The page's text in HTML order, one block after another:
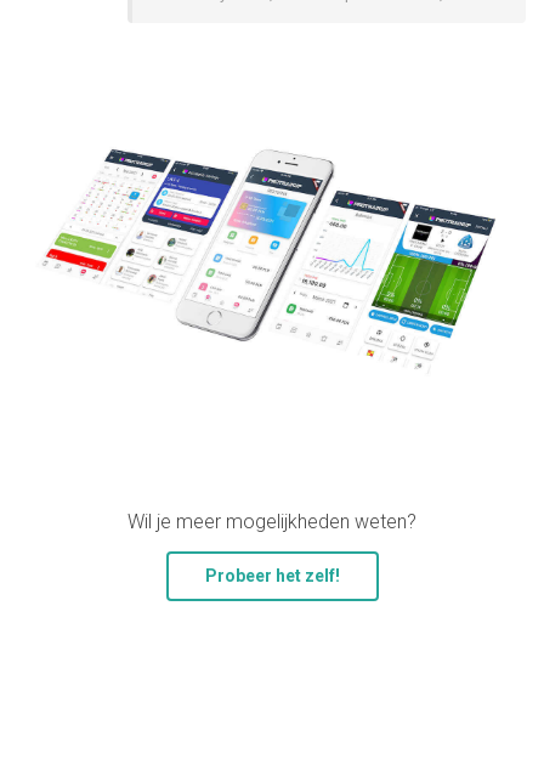
Wil je meer mogelijkheden weten?
Probeer het zelf!